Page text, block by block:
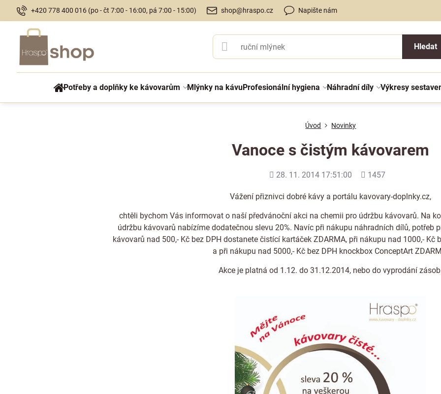
+420 778 400 016 (po - čt 7:00 - 16:00, pá 7:00 - 15:00) shop@hraspo.cz Napište nám
Hledat
Potřeby a doplňky ke kávovarům Mlýnky na kávuProfesionální hygiena Náhradní díly Výkresy
Úvod Novinky
Vanoce s čistým kávovarem
Přidáno
28. 11. 2014 17:51:00
Počet
1457
Vážení přiznivci dobré kávy a portálu kavovary-doplnky.cz,
chtěli bychom Vás informovat o naší předvánoční akci na chemii pro údržbu kávovarů. Na
údržbu kávovarů nabízíme dodatečnou slevu 20%. Navíc při nákupu náhradních dílů, potřeb
kávovarů nad 500,- Kč bez DPH dostanete čistící kartáček ZDARMA, při nákupu nad 1000,- Kč
a při nákupu nad 5000,- Kč bez DPH knockbox ConceptArt
Akce je platná od 1.12. do 31.12.2014, nebo do vyprodání